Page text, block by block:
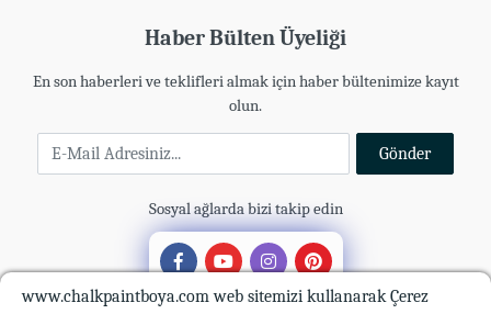
Haber Bülten Üyeliği
En son haberleri ve teklifleri almak için haber bültenimize kayıt
olun.
E-Mail Adresiniz
Gönder
Sosyal ağlarda bizi takip edin
www.chalkpaintboya.com web sitemizi kullanarak Çerez